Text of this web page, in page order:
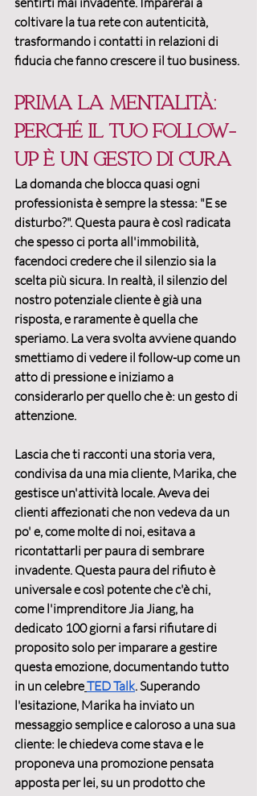
coltivare la tua rete con autenticità,
trasformando i contatti in relazioni di
fiducia che fanno crescere il tuo business.
Prima la mentalità:
perché il tuo follow-
up è un gesto di cura
La domanda che blocca quasi ogni
professionista è sempre la stessa: "E se
disturbo?". Questa paura è così radicata
che spesso ci porta all'immobilità,
facendoci credere che il silenzio sia la
scelta più sicura. In realtà, il silenzio del
nostro potenziale cliente è già una
risposta, e raramente è quella che
speriamo. La vera svolta avviene quando
smettiamo di vedere il follow-up come un
atto di pressione e iniziamo a
considerarlo per quello che è: un gesto di
attenzione.
Lascia che ti racconti una storia vera,
condivisa da una mia cliente, Marika, che
gestisce un'attività locale. Aveva dei
clienti affezionati che non vedeva da un
po' e, come molte di noi, esitava a
ricontattarli per paura di sembrare
invadente. Questa paura del rifiuto è
universale e così potente che c'è chi,
come l'imprenditore Jia Jiang, ha
dedicato 100 giorni a farsi rifiutare di
proposito solo per imparare a gestire
questa emozione, documentando tutto
in un celebreTED Talk. Superando
l'esitazione, Marika ha inviato un
messaggio semplice e caloroso a una sua
cliente: le chiedeva come stava e le
proponeva una promozione pensata
apposta per lei, su un prodotto che